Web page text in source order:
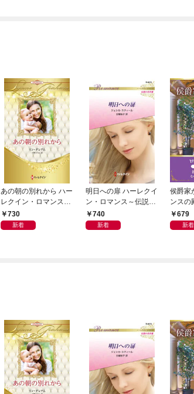
あの朝の別れから ハー
レクイン・ロマンス・
プレミアム～リン・グ
レアム・ベスト・セレ
730
新着
明日への扉 ハーレクイ
ン・ロマンス～伝説の
名作選～【ハーレクイ
ン・ロマンス版】
740
新着
侯爵家
ンスの
イザー
ーレク
679
新着